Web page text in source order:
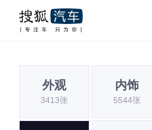
外观
3413张
内饰
5544张